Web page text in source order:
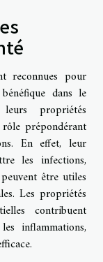
reconnues pour
dans le
propriétés
prépondérant
En effet, leur
les infections,
être utiles
Les propriétés
contribuent
inflammations,